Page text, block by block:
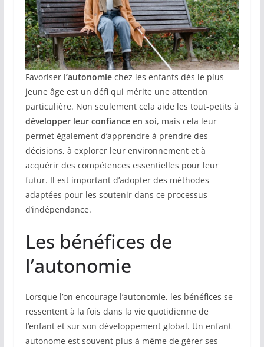
Favoriser l’autonomiechez les enfants dès le plus
jeune âge est un défi qui mérite une attention
particulière. Non seulement cela aide les tout-petits à
développer leur confiance en soi, mais cela leur
permet également d’apprendre à prendre des
décisions, à explorer leur environnement et à
acquérir des compétences essentielles pour leur
futur. Il est important d’adopter des méthodes
adaptées pour les soutenir dans ce processus
d’indépendance.
Les bénéfices de
l’autonomie
Lorsque l’on encourage l’autonomie, les bénéfices se
ressentent à la fois dans la vie quotidienne de
l’enfant et sur son développement global. Un enfant
autonome est souvent plus à même de gérer ses